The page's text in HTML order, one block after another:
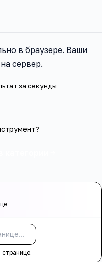
в браузере. Ваши
сервер.
за секунды
странице.